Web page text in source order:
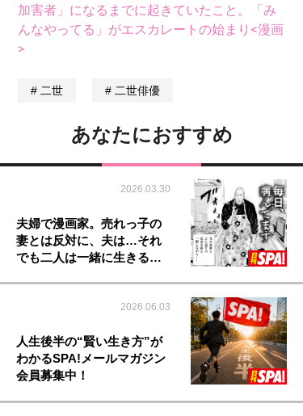
加害者」になるまでに起きていたこと。「み
んなやってる」がエスカレートの始まり<漫画
>
二世 二世俳優
あなたにおすすめ
2026.03.30
夫婦で漫画家。売れっ子の
妻とは反対に、夫は…それ
でも二人は一緒に生きる…
2026.06.03
人生後半の“賢い生き方”が
わかるSPA!メールマガジン
会員募集中！